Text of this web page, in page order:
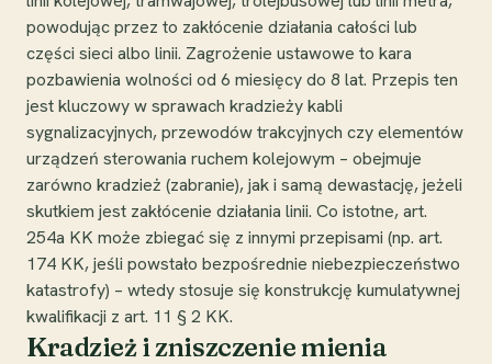
powodując przez to zakłócenie działania całości lub
części sieci albo linii. Zagrożenie ustawowe to kara
pozbawienia wolności od 6 miesięcy do 8 lat. Przepis ten
jest kluczowy w sprawach kradzieży kabli
sygnalizacyjnych, przewodów trakcyjnych czy elementów
urządzeń sterowania ruchem kolejowym – obejmuje
zarówno kradzież (zabranie), jak i samą dewastację, jeżeli
skutkiem jest zakłócenie działania linii. Co istotne, art.
254a KK może zbiegać się z innymi przepisami (np. art.
174 KK, jeśli powstało bezpośrednie niebezpieczeństwo
katastrofy) – wtedy stosuje się konstrukcję kumulatywnej
kwalifikacji z art. 11 § 2 KK.
Kradzież i zniszczenie mienia